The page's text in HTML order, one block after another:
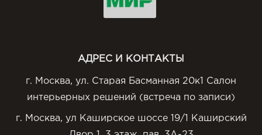
АДРЕС И КОНТАКТЫ
г. Москва, ул. Старая Басманная 20к1 Салон
интерьерных решений (встреча по записи)
г. Москва, ул Каширское шоссе 19/1 Каширский